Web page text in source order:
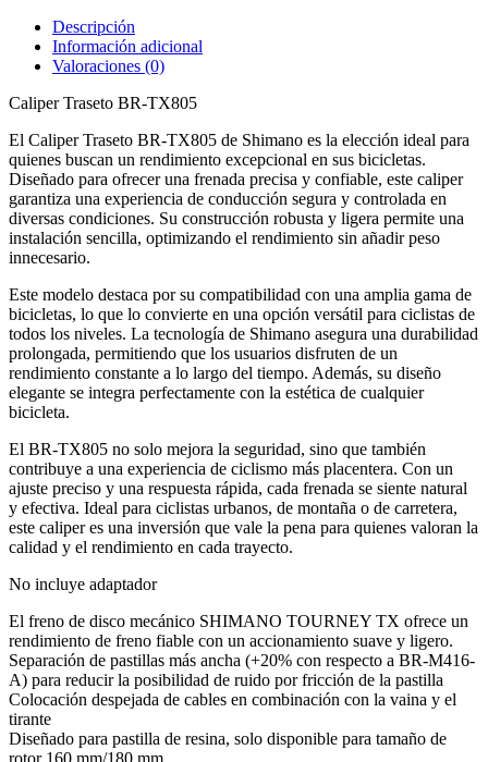
Descripción
Información adicional
Valoraciones (0)
Caliper Traseto BR-TX805
El Caliper Traseto BR-TX805 de Shimano es la elección ideal para
quienes buscan un rendimiento excepcional en sus bicicletas.
Diseñado para ofrecer una frenada precisa y confiable, este caliper
garantiza una experiencia de conducción segura y controlada en
diversas condiciones. Su construcción robusta y ligera permite una
instalación sencilla, optimizando el rendimiento sin añadir peso
innecesario.
Este modelo destaca por su compatibilidad con una amplia gama de
bicicletas, lo que lo convierte en una opción versátil para ciclistas de
todos los niveles. La tecnología de Shimano asegura una durabilidad
prolongada, permitiendo que los usuarios disfruten de un
rendimiento constante a lo largo del tiempo. Además, su diseño
elegante se integra perfectamente con la estética de cualquier
bicicleta.
El BR-TX805 no solo mejora la seguridad, sino que también
contribuye a una experiencia de ciclismo más placentera. Con un
ajuste preciso y una respuesta rápida, cada frenada se siente natural
y efectiva. Ideal para ciclistas urbanos, de montaña o de carretera,
este caliper es una inversión que vale la pena para quienes valoran la
calidad y el rendimiento en cada trayecto.
No incluye adaptador
El freno de disco mecánico SHIMANO TOURNEY TX ofrece un
rendimiento de freno fiable con un accionamiento suave y ligero.
Separación de pastillas más ancha (+20% con respecto a BR-M416-
A) para reducir la posibilidad de ruido por fricción de la pastilla
Colocación despejada de cables en combinación con la vaina y el
tirante
Diseñado para pastilla de resina, solo disponible para tamaño de
rotor 160 mm/180 mm